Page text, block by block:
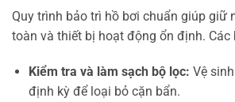
Quy trình bảo trì hồ bơi chuẩn giúp giữ
toàn và thiết bị hoạt động ổn định. Các
Kiểm tra và làm sạch bộ lọc: Vệ
định kỳ để loại bỏ cặn bẩn.